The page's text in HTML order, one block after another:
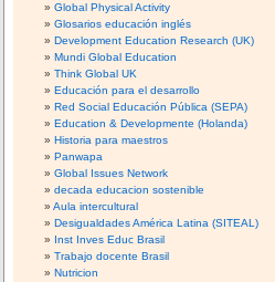
Global Physical Activity
Glosarios educación inglés
Development Education Research (UK)
Mundi Global Education
Think Global UK
Educación para el desarrollo
Red Social Educación Pública (SEPA)
Education & Developmente (Holanda)
Historia para maestros
Panwapa
Global Issues Network
decada educacion sostenible
Aula intercultural
Desigualdades América Latina (SITEAL)
Inst Inves Educ Brasil
Trabajo docente Brasil
Nutricion